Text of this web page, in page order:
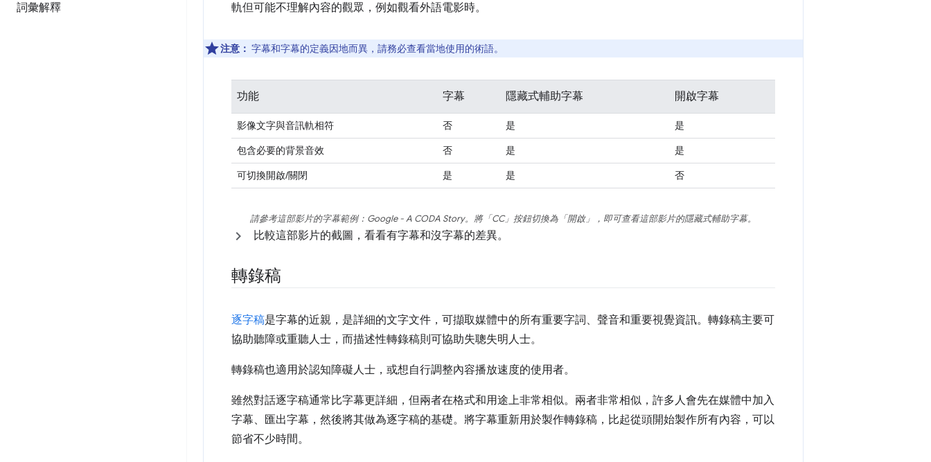
詞彙解釋
軌但可能不理解內容的觀眾，例如觀看外語電影時。
注意： 字幕和字幕的定義因地而異，請務必查看當地使用的術語。
功能 字幕 隱藏式輔助字幕 開啟字幕
影像文字與音訊軌相符 否 是
是
包含必要的背景音效
否 是
是
可切換開啟/關閉
是 是 否
請參考這部影片的字幕範例： Google - A CODA Story。將「CC」按鈕切換為「開啟」 ，即可查看這部影片的隱藏式輔助字幕。
比較這部影片的截圖，看看有字幕和沒字幕的差異。
轉錄稿
逐字稿是字幕的近親，是詳細的文字文件，可擷取媒體中的所有重要字詞、聲音和重要視覺資訊。轉錄稿主要可
協助聽障或重聽人士，而描述性轉錄稿則可協助失聰失明人士。
轉錄稿也適用於認知障礙人士，或想自行調整內容播放速度的使用者。
雖然對話逐字稿通常比字幕更詳細，但兩者在格式和用途上非常相似。兩者非常相似，許多人會先在媒體中加入
字幕、匯出字幕，然後將其做為逐字稿的基礎。將字幕重新用於製作轉錄稿，比起從頭開始製作所有內容，可以
節省不少時間。